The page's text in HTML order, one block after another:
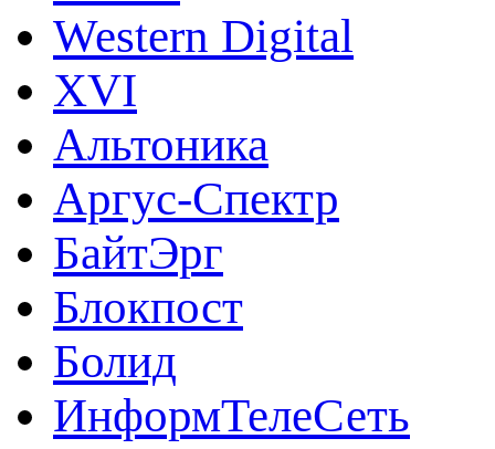
Western Digital
XVI
Альтоника
Аргус-Спектр
БайтЭрг
Блокпост
Болид
ИнформТелеСеть